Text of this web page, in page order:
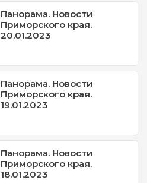
Панорама. Новости
Приморского края.
20.01.2023
Панорама. Новости
Приморского края.
19.01.2023
Панорама. Новости
Приморского края.
18.01.2023